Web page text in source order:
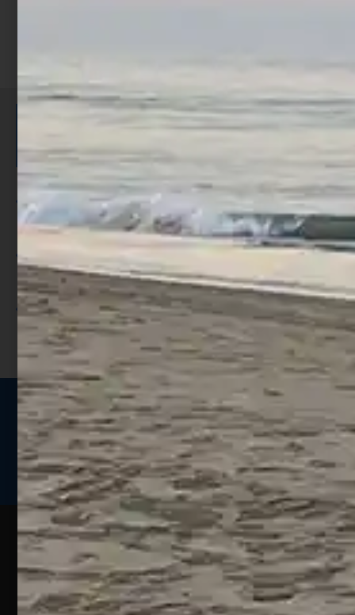
ISCRIVITI E RICEVI 3,50€ DI
SCONTO >
Per ogni acquisto accumuli ulteriori
punti;
Utilizza i punti per ricevere uno
sconto;
I punti sono indicati nella pagina
prodotto;
Seguici sui social
Web
Pesca
Un portale
pensato
Esperienze
Guide
sulla
pesca
sportiva
Assistenza
Clienti
Siamo
Contatti
Assistenza
Ecommerce